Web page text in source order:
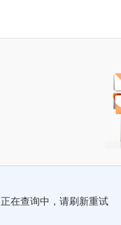
正在查询中，请刷新重试